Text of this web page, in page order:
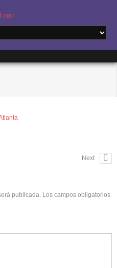
Next
publicada. Los campos obligatorios